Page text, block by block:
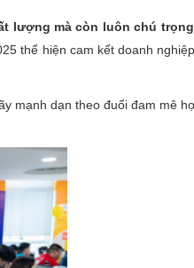
lượng mà còn luôn chú
thể hiện cam kết doanh
mạnh dạn theo đuổi đam mê